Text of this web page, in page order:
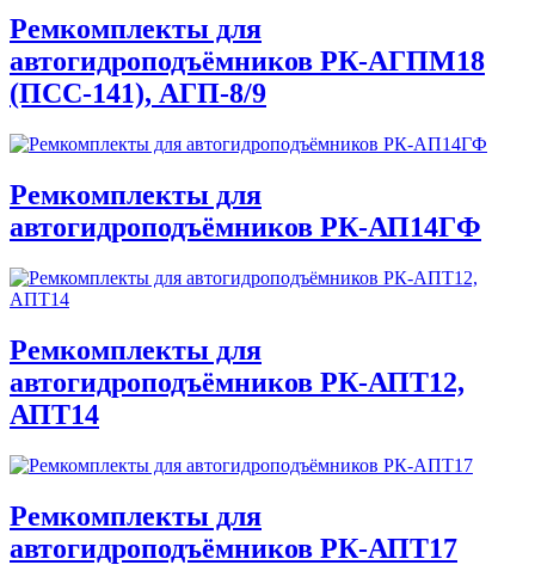
Ремкомплекты для
автогидроподъёмников РК-АГПМ18
(ПСС-141), АГП-8/9
Ремкомплекты для
автогидроподъёмников РК-АП14ГФ
Ремкомплекты для
автогидроподъёмников РК-АПТ12,
АПТ14
Ремкомплекты для
автогидроподъёмников РК-АПТ17